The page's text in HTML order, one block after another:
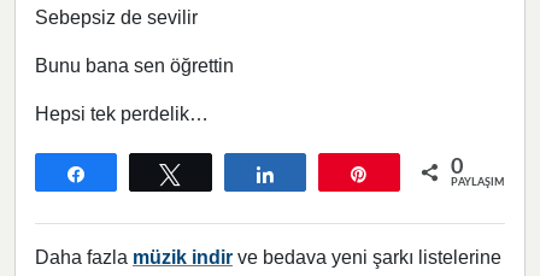
Sebepsiz de sevilir
Bunu bana sen öğrettin
Hepsi tek perdelik…
0
PAYLAŞIMLAR
Daha fazla müzik indir ve bedava yeni şarkı listelerine